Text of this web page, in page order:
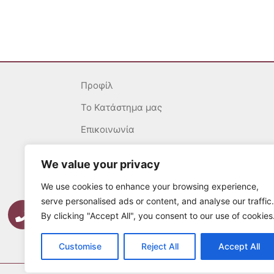
We value your privacy
We use cookies to enhance your browsing experience,
serve personalised ads or content, and analyse our traffic.
By clicking "Accept All", you consent to our use of cookies.
Customise Reject All Accept All
Προφίλ
To Κατάστημα μας
Επικοινωνία
Ασφάλεια Συναλλαγών
Πολιτική επιστροφών
Τρόποι Πληρωμής